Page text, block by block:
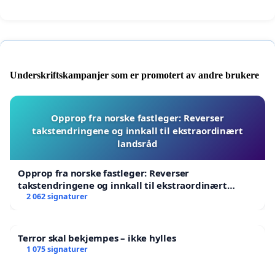
Underskriftskampanjer som er promotert av andre brukere
Opprop fra norske fastleger: Reverser
takstendringene og innkall til ekstraordinært
landsråd
Opprop fra norske fastleger: Reverser
takstendringene og innkall til ekstraordinært
landsråd
2 062 signaturer
Terror skal bekjempes – ikke hylles
1 075 signaturer